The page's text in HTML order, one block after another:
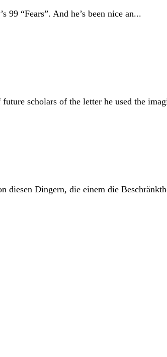
99 “Fears”. And he’s been nice an...
scholars of the letter he used the
Dingern, die einem die